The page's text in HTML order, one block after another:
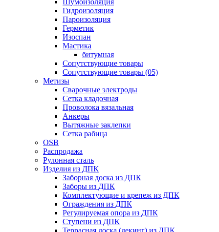
Шумоизоляция
Гидроизоляция
Пароизоляция
Герметик
Изоспан
Мастика
битумная
Сопутствующие товары
Сопутствующие товары (05)
Метизы
Сварочные электроды
Сетка кладочная
Проволока вязальная
Анкеры
Вытяжные заклепки
Сетка рабица
OSB
Распродажа
Рулонная сталь
Изделия из ДПК
Заборная доска из ДПК
Заборы из ДПК
Комплектующие и крепеж из ДПК
Ограждения из ДПК
Регулируемая опора из ДПК
Ступени из ДПК
Террасная доска (декинг) из ДПК